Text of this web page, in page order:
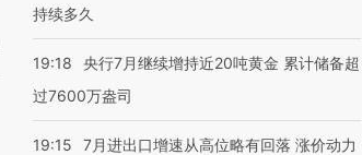
持续多久
19:18
央行7月继续增持近20吨黄金 累计储备超
过7600万盎司
19:15
7月进出口增速从高位略有回落 涨价动力